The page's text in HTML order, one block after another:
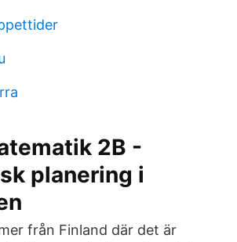
2B -
planering i
från Finland där det är